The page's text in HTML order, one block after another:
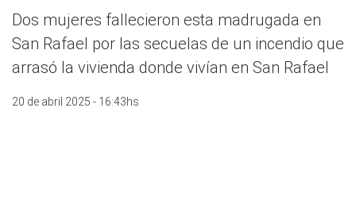
Dos mujeres fallecieron esta madrugada en
San Rafael por las secuelas de un incendio que
arrasó la vivienda donde vivían en San Rafael
20 de abril 2025 - 16:43hs